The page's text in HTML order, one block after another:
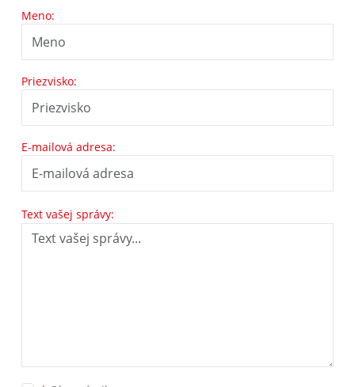
Meno:
Priezvisko:
E-mailová adresa:
Text vašej správy: